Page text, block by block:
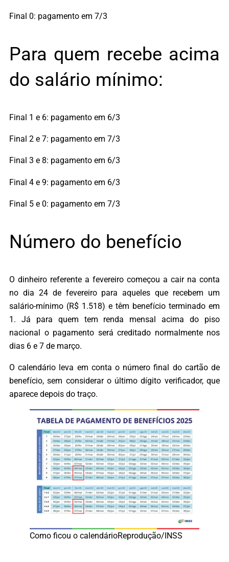
Final 0: pagamento em 7/3
Para quem recebe acima
do salário mínimo:
Final 1 e 6: pagamento em 6/3
Final 2 e 7: pagamento em 7/3
Final 3 e 8: pagamento em 6/3
Final 4 e 9: pagamento em 6/3
Final 5 e 0: pagamento em 7/3
Número do benefício
O dinheiro referente a fevereiro começou a cair na conta
no dia 24 de fevereiro para aqueles que recebem um
salário-mínimo (R$ 1.518) e têm benefício terminado em
1. Já para quem tem renda mensal acima do piso
nacional o pagamento será creditado normalmente nos
dias 6 e 7 de março.
O calendário leva em conta o número final do cartão de
benefício, sem considerar o último dígito verificador, que
aparece depois do traço.
Como ficou o calendárioReprodução/INSS